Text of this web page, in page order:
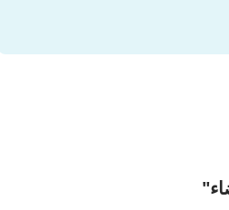
عظيمًا، وهذه هي
بسيط جدًا؟